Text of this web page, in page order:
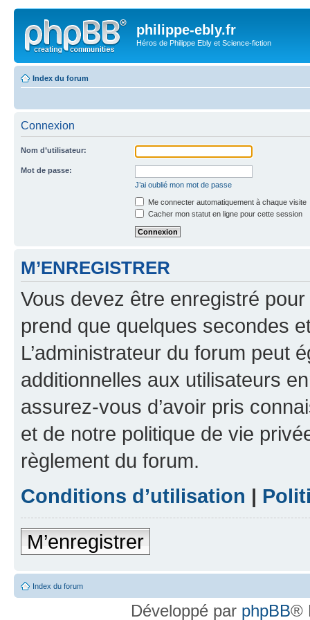
philippe-ebly.fr
Héros de Philippe Ebly et Science-fiction
Index du forum
Connexion
Nom d’utilisateur:
Mot de passe:
J’ai oublié mon mot de passe
Me connecter automatiquement à chaque visite
Cacher mon statut en ligne pour cette session
M’ENREGISTRER
Vous devez être enregistré
prend que quelques secondes
L’administrateur du forum peut
additionnelles aux utilisateurs
assurez-vous d’avoir pris
et de notre politique de vie
règlement du forum.
Conditions d’utilisation |
M’enregistrer
Index du forum
Développé par phpBB®